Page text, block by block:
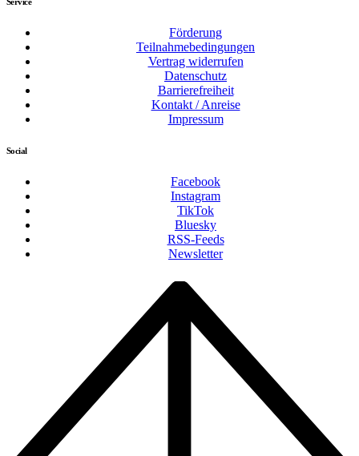
Förderung
Teilnahmebedingungen
Vertrag widerrufen
Datenschutz
Barrierefreiheit
Kontakt / Anreise
Impressum
Social
Facebook
Instagram
TikTok
Bluesky
RSS-Feeds
Newsletter